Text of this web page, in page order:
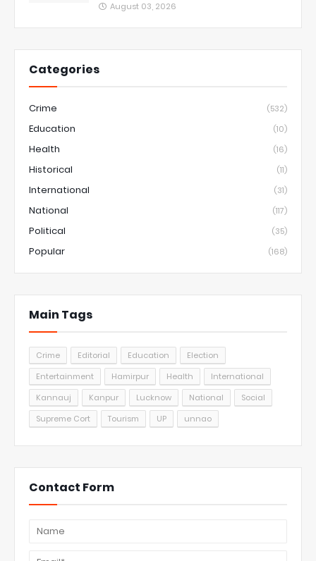
August 03, 2026
Categories
Crime (532)
Education (10)
Health (16)
Historical (11)
International (31)
National (117)
Political (35)
Popular (168)
Main Tags
Crime Editorial Education
Election
Entertainment
Hamirpur Health
International
Kannauj
Kanpur Lucknow National
Social
Supreme Cort
Tourism UP unnao
Contact Form